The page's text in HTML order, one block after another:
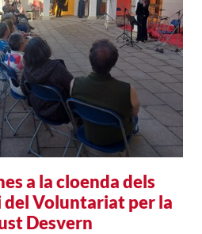
a la cloenda dels
del Voluntariat per la
Desvern